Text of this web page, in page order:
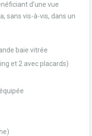
d’une vue
sans vis-à-vis, dans un
baie vitrée
et 2 avec placards)